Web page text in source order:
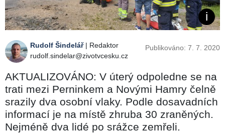
Rudolf Šindelář| Redaktor
rudolf.sindelar@zivotvcesku.cz
Publikováno: 7. 7. 2020
AKTUALIZOVÁNO: V úterý odpoledne se na
trati mezi Perninkem a Novými Hamry čelně
srazily dva osobní vlaky. Podle dosavadních
informací je na místě zhruba 30 zraněných.
Nejméně dva lidé po srážce zemřeli.